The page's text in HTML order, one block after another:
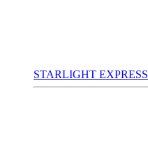
STARLIGHT EXPRESS